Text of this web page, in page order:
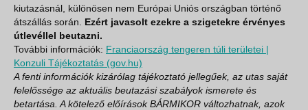
kiutazásnál, különösen nem Európai Uniós országban történő
átszállás során. Ezért javasolt ezekre a szigetekre érvényes
útlevéllel beutazni.
További információk: Franciaország tengeren túli területei |
Konzuli Tájékoztatás (gov.hu)
A fenti információk kizárólag tájékoztató jellegűek, az utas saját
felelőssége az aktuális beutazási szabályok ismerete és
betartása. A kötelező előírások BÁRMIKOR változhatnak, azok